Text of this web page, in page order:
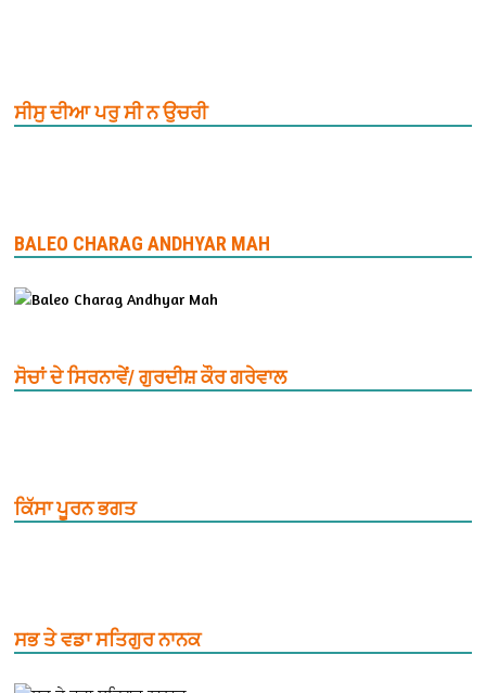
ਸੀਸੁ ਦੀਆ ਪਰੁ ਸੀ ਨ ਉਚਰੀ
BALEO CHARAG ANDHYAR MAH
ਸੋਚਾਂ ਦੇ ਸਿਰਨਾਵੇਂ/ ਗੁਰਦੀਸ਼ ਕੌਰ ਗਰੇਵਾਲ
ਕਿੱਸਾ ਪੂਰਨ ਭਗਤ
ਸਭ ਤੇ ਵਡਾ ਸਤਿਗੁਰ ਨਾਨਕ